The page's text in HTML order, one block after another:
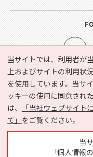
当サイトでは、利用者が
上およびサイトの利用状
を使用しています。当サ
ッキーの使用に同意され
は、
「当社ウェブサイト
て」 をご覧ください。
当
「個人情報
e-NAVITA（イーナビタ）
利用規約
個人情報
サイトマップ
広